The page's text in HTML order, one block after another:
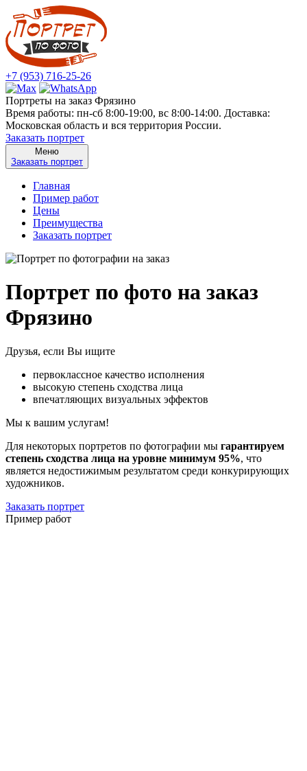
+7 (953) 716-25-26
Портреты на заказ Фрязино
Время работы: пн-сб 8:00-19:00, вс 8:00-14:00. Доставка:
Московская область и вся территория России.
Заказать портрет
Меню
Заказать портрет
Главная
Пример работ
Цены
Преимущества
Заказать портрет
Портрет по фото на заказ
Фрязино
Друзья, если Вы ищите
первоклассное качество исполнения
высокую степень сходства лица
впечатляющих визуальных эффектов
Мы к вашим услугам!
Для некоторых портретов по фотографии мы гарантируем
степень сходства лица на уровне минимум 95%, что
является недостижимым результатом среди конкурирующих
художников.
Заказать портрет
Пример работ